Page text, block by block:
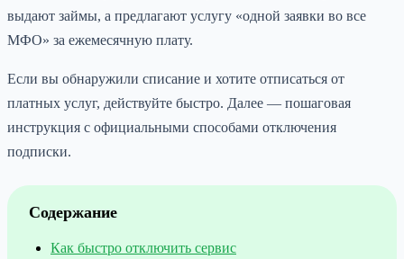
выдают займы, а предлагают услугу «одной заявки во все
МФО» за ежемесячную плату.
Если вы обнаружили списание и хотите отписаться от
платных услуг, действуйте быстро. Далее — пошаговая
инструкция с официальными способами отключения
подписки.
Содержание
Как быстро отключить сервис